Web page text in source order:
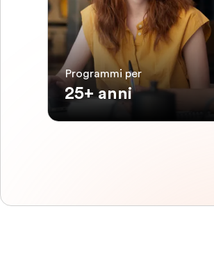
Programmi per
25+ anni